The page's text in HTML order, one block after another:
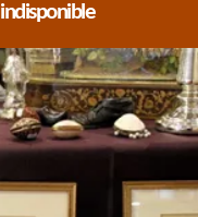
indisponible